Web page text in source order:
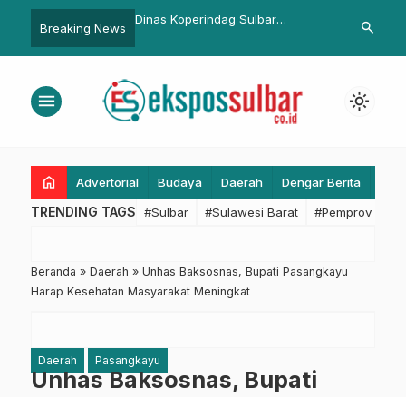
Breaking News
Minyak
Filosofi Sipokannyang Jadi
Reformasi Birokrasi dan
Wagub
Ekonomi
search
menu light_mode
home Advertorial Budaya Daerah Dengar Berita
TRENDING TAGS #Sulbar #Sulawesi Barat #Pemprov
Beranda » Daerah » Unhas Baksosnas, Bupati Pasangkayu
Harap Kesehatan Masyarakat Meningkat
Daerah Pasangkayu
Unhas Baksosnas, Bupati